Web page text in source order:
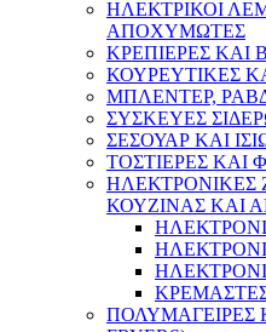
ΗΛΕΚΤΡΙΚΟΙ
ΑΠΟΧΥΜΩΤΕΣ
ΚΡΕΠΙΕΡΕΣ ΚΑΙ
ΚΟΥΡΕΥΤΙΚΕΣ
ΜΠΛΕΝΤΕΡ,
ΣΥΣΚΕΥΕΣ
ΣΕΣΟΥΑΡ ΚΑΙ
ΤΟΣΤΙΕΡΕΣ ΚΑΙ
ΗΛΕΚΤΡΟΝΙΚΕΣ
ΚΟΥΖΙΝΑΣ ΚΑΙ
ΠΟΛΥΜΑΓΕΙΡΕΣ